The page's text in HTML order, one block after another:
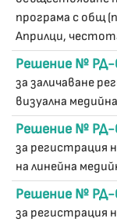
програма с общ
Априлци,
Решение № РД-
за заличаване
визуална
Решение № РД-
за регистрация
на линейна
Решение № РД-
за регистрация